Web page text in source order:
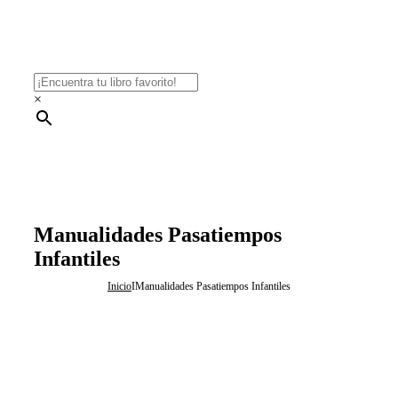
×
Manualidades Pasatiempos
Infantiles
InicioIManualidades Pasatiempos Infantiles